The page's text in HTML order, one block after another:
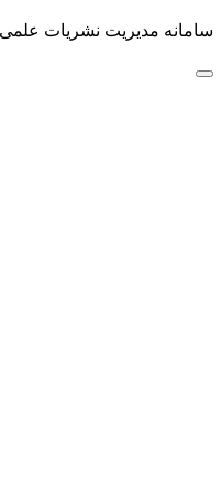
سامانه مدیریت نشریات